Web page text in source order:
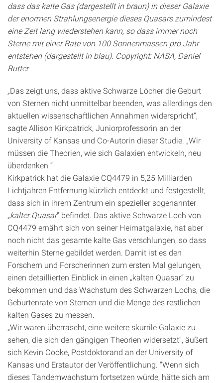
dass das kalte Gas (dargestellt in braun) in dieser Galaxie
der enormen Strahlungsenergie dieses Quasars zumindest
eine Zeit lang wiederstehen kann, so dass immer noch
Sterne mit einer Rate von 100 Sonnenmassen pro Jahr
entstehen (dargestellt in blau). Copyright: NASA, Daniel
Rutter
„Das zeigt uns, dass aktive Schwarze Löcher die Geburt
von Sternen nicht unmittelbar beenden, was allerdings den
aktuellen wissenschaftlichen Annahmen widerspricht“,
sagte Allison Kirkpatrick, Juniorprofessorin an der
University of Kansas und Co-Autorin dieser Studie. „Wir
müssen die Theorien, wie sich Galaxien entwickeln, neu
überdenken.“
Kirkpatrick hat die Galaxie CQ4479 in 5,25 Milliarden
Lichtjahren Entfernung kürzlich entdeckt und festgestellt,
dass sich in ihrem Zentrum ein spezieller sogenannter
„kalter Quasar“ befindet. Das aktive Schwarze Loch von
CQ4479 ernährt sich von seiner Heimatgalaxie, hat aber
noch nicht das gesamte kalte Gas verschlungen, so dass
weiterhin Sterne gebildet werden. Damit ist es den
Forschern und Forscherinnen zum ersten Mal gelungen,
einen detaillierten Einblick in einen „kalten Quasar“ zu
bekommen und das Wachstum des Schwarzen Lochs, die
Geburtenrate von Sternen und die Menge des restlichen
kalten Gases zu messen.
„Wir waren überrascht, eine weitere skurrile Galaxie zu
sehen, die sich den gängigen Theorien widersetzt“, äußert
sich Kevin Cooke, Postdoktorand an der University of
Kansas und Erstautor der Veröffentlichung. "Wenn sich
dieses Tandemwachstum fortsetzen würde, hätte sich am